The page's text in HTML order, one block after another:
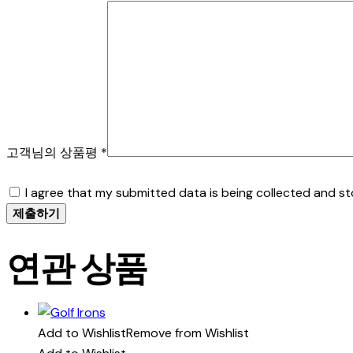
고객님의 상품평 *
I agree that my submitted data is being collected and
연관 상품
Add to WishlistRemove from Wishlist